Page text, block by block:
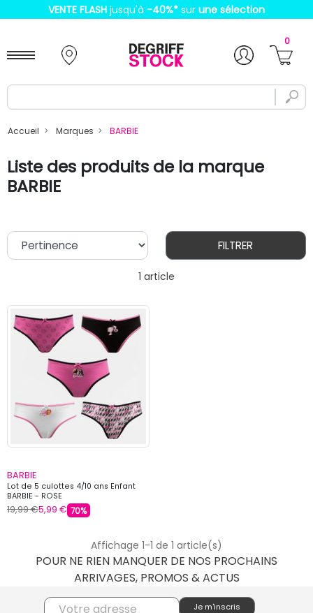
VENTE FLASH jusqu'à -40%* sur une sélection
0
Accueil Marques BARBIE
Liste des produits de la marque
BARBIE
1 article
FILTRER
BARBIE
Lot de 5 culottes 4/10 ans Enfant
BARBIE - ROSE
19,99 €5,99 € 70%
Affichage 1-1 de 1 article(s)
POUR NE RIEN MANQUER DE NOS PROCHAINS
ARRIVAGES, PROMOS & ACTUS